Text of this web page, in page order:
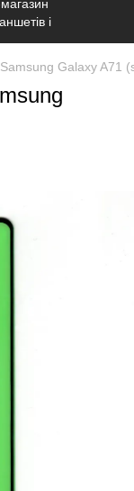
Samsung Galaxy A71